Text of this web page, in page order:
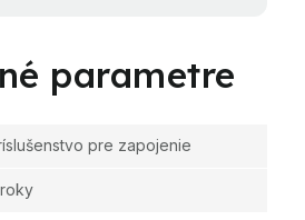
parametre
pre zapojenie